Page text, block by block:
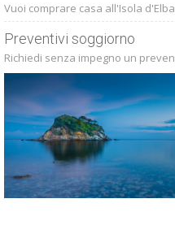
Vuoi comprare casa all'Isola
Preventivi soggiorno
Richiedi senza impegno un